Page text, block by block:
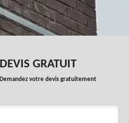
DEVIS GRATUIT
Demandez votre devis gratuitement